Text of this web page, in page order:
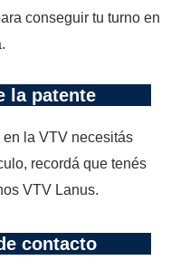
conseguir tu turno en
la patente
la VTV necesitás
recordá que tenés
VTV Lanus.
contacto